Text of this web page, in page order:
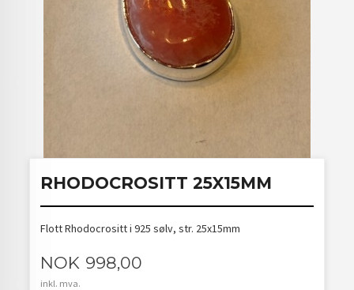
RHODOCROSITT 25X15MM
Flott Rhodocrositt i 925 sølv, str. 25x15mm
Pris
NOK 998,00
inkl. mva.